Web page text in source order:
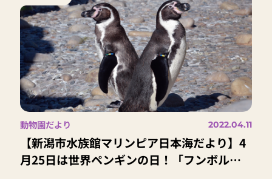
動物園だより 2022.04.11
【新潟市水族館マリンピア日本海だより】4
月25日は世界ペンギンの日！「フンボルト